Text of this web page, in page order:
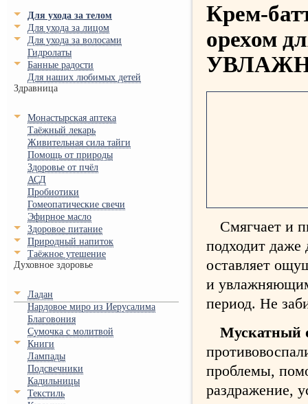
Для ухода за телом
Для ухода за лицом
Для ухода за волосами
Гидролаты
Банные радости
Для наших любимых детей
Здравница
Монастырская аптека
Таёжный лекарь
Живительная сила тайги
Помощь от природы
Здоровье от пчёл
АСД
Пробиотики
Гомеопатические свечи
Эфирное масло
Здоровое питание
Природный напиток
Таёжное утешение
Духовное здоровье
Ладан
Нардовое миро из Иерусалима
Благовония
Сумочка с молитвой
Книги
Лампады
Подсвечники
Кадильницы
Текстиль
Крем-
орехом
Смягчает и
подходит даже
оставляет
и
период. Не
Мускатный
проблемы,
раздражение,